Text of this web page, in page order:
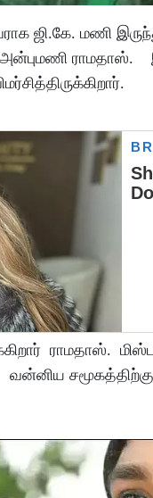
ஜி.கே. மணி
அன்புமணி
ராமதாஸ்.